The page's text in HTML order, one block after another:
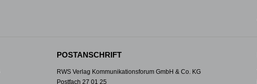
POSTANSCHRIFT
RWS Verlag Kommunikationsforum GmbH & Co. KG
Postfach 27 01 25